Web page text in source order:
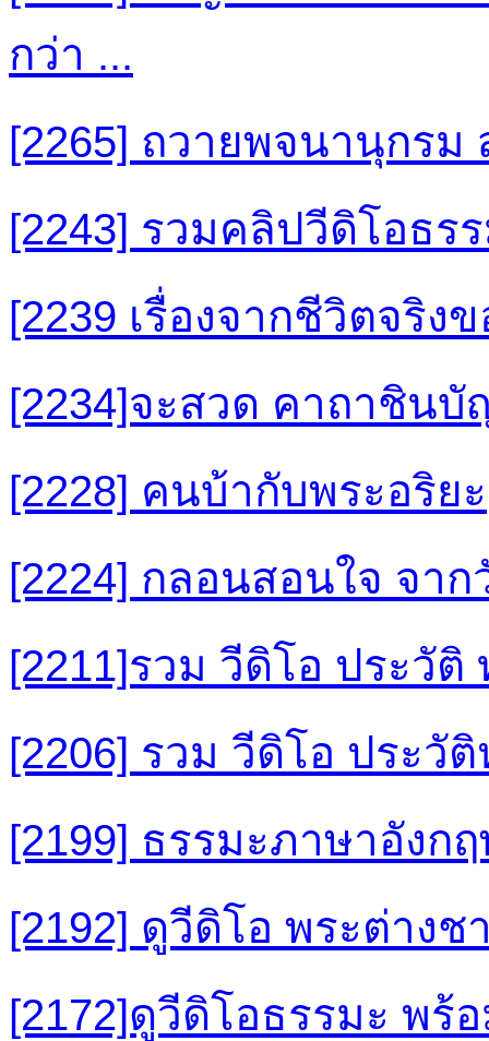
กว่า ...
[2265] ถวายพจนานุกรม
[2243] รวมคลิปวีดิโอธ
[2239 เรื่องจากชีวิตจริง
[2234]จะสวด คาถาชิน
[2228] คนบ้ากับพระอริยะ
[2224] กลอนสอนใจ จา
[2211]รวม วีดิโอ ประวั
[2206] รวม วีดิโอ ประวั
[2199] ธรรมะภาษาอังก
[2192] ดูวีดิโอ พระต่าง
[2172]ดูวีดิโอธรรมะ พร้